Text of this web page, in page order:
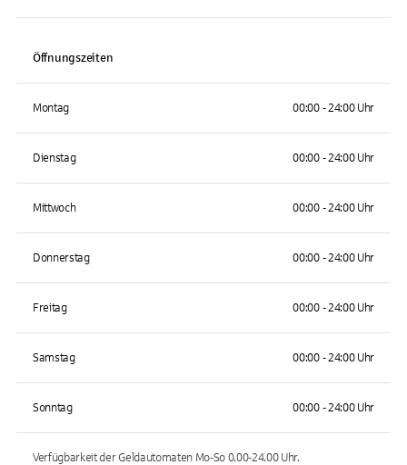
Öffnungszeiten
Montag 00:00 - 24:00 Uhr
Dienstag 00:00 - 24:00 Uhr
Mittwoch 00:00 - 24:00 Uhr
Donnerstag 00:00 - 24:00 Uhr
Freitag 00:00 - 24:00 Uhr
Samstag 00:00 - 24:00 Uhr
Sonntag 00:00 - 24:00 Uhr
Verfügbarkeit der Geldautomaten Mo-So 0.00-24.00Uhr.